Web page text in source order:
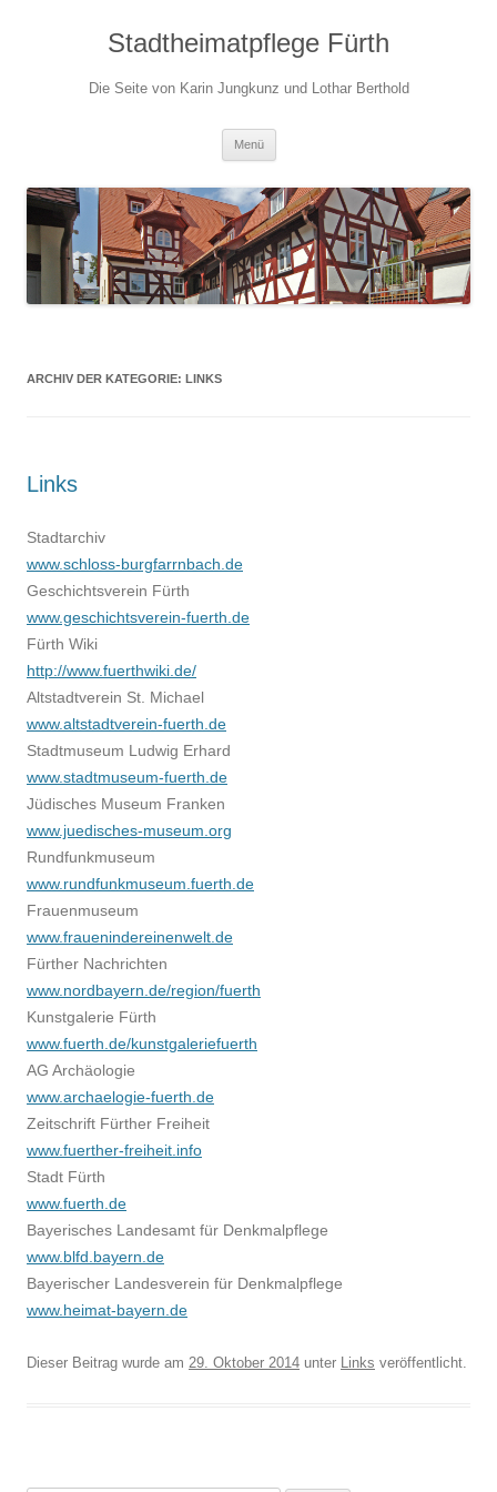
Stadtheimatpflege Fürth
Die Seite von Karin Jungkunz und Lothar Berthold
Menü
springen
ARCHIV DER KATEGORIE: LINKS
Links
Stadtarchiv
www.schloss-burgfarrnbach.de
Geschichtsverein Fürth
www.geschichtsverein-fuerth.de
Fürth Wiki
http://www.fuerthwiki.de/
Altstadtverein St. Michael
www.altstadtverein-fuerth.de
Stadtmuseum Ludwig Erhard
www.stadtmuseum-fuerth.de
Jüdisches Museum Franken
www.juedisches-museum.org
Rundfunkmuseum
www.rundfunkmuseum.fuerth.de
Frauenmuseum
www.frauenindereinenwelt.de
Fürther Nachrichten
www.nordbayern.de/region/fuerth
Kunstgalerie Fürth
www.fuerth.de/kunstgaleriefuerth
AG Archäologie
www.archaelogie-fuerth.de
Zeitschrift Fürther Freiheit
www.fuerther-freiheit.info
Stadt Fürth
www.fuerth.de
Bayerisches Landesamt für Denkmalpflege
www.blfd.bayern.de
Bayerischer Landesverein für Denkmalpflege
www.heimat-bayern.de
Dieser Beitrag wurde am 29. Oktober 2014 unter Links veröffentlicht.